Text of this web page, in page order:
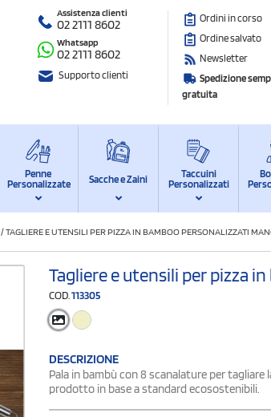
Assistenza clienti
02 2111 8602
Whatsapp
02 2111 8602
Supporto clienti
Ordini in corso
Ordine salvato
Newsletter
Spedizione
gratuita
Penne
Personalizzate
Sacche e Zaini
Taccuini
Personalizzati
/TAGLIERE E UTENSILI PER PIZZA IN BAMBOO PERSONALIZZATI
Tagliere e utensili per pizza
COD. 113305
DESCRIZIONE
Pala in bambù con 8 scanalature per
prodotto in base a standard ecosostenibili.